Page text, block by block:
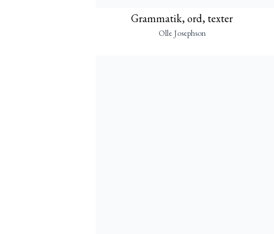
Grammatik, ord, texter
Olle Josephson